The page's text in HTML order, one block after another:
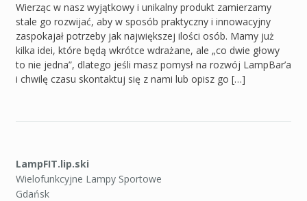
Wierząc w nasz wyjątkowy i unikalny produkt zamierzamy
stale go rozwijać, aby w sposób praktyczny i innowacyjny
zaspokajał potrzeby jak największej ilości osób. Mamy już
kilka idei, które będą wkrótce wdrażane, ale „co dwie głowy
to nie jedna”, dlatego jeśli masz pomysł na rozwój LampBar’a
i chwilę czasu skontaktuj się z nami lub opisz go […]
LampFIT.lip.ski
Wielofunkcyjne Lampy Sportowe
Gdańsk